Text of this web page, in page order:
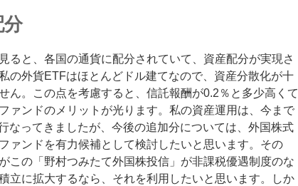
分
ると、各国の通貨に配分されていて、資産配分が実現さ
の外貨ETFはほとんどドル建てなので、資産分散化が十
ん。この点を考慮すると、信託報酬が0.2％と多少高くて
ァンドのメリットが光ります。私の資産運用は、今まで
なってきましたが、今後の追加分については、外国株式
ァンドを有力候補として検討したいと思います。その
この「野村つみたて外国株投信」が非課税優遇制度のな
立に拡大するなら、それを利用したいと思います。しか